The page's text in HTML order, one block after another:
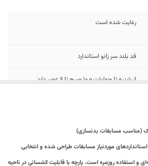
رعایت شده است
قد بلند سر زانو استاندارد
از شنبه تا چهارشنبه 10 صبح تا 6 عصر دارد
(مناسب مسابقات بدنسازی)
موردنیاز مسابقات طراحی شده و انتخابی
و استفاده روزمره است. پارچه با قابلیت کشسانی در ناحیه